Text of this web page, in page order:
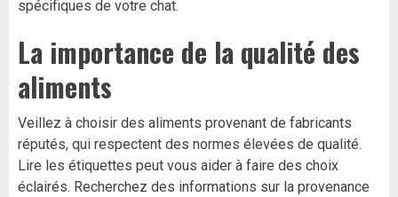
spécifiques de votre chat.
La importance de la qualité des
aliments
Veillez à choisir des aliments provenant de fabricants
réputés, qui respectent des normes élevées de qualité.
Lire les étiquettes peut vous aider à faire des choix
éclairés. Recherchez des informations sur la provenance